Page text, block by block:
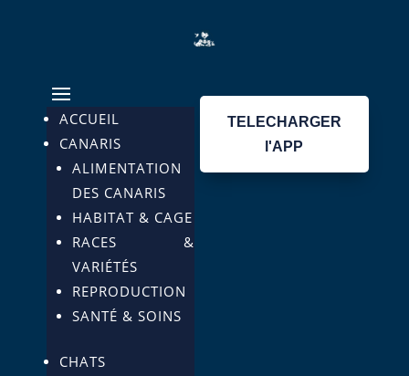
ACCUEIL
CANARIS
ALIMENTATION
DES CANARIS
HABITAT & CAGE
RACES &
VARIÉTÉS
REPRODUCTION
SANTÉ & SOINS
CHATS
TELECHARGER
l'APP